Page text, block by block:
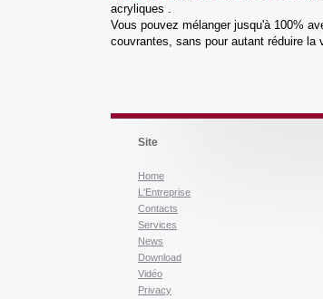
acryliques .
Vous pouvez mélanger jusqu'à 100%
couvrantes, sans pour autant réduire la
Site
Home
L'Entreprise
Contacts
Services
News
Download
Vidéo
Privacy